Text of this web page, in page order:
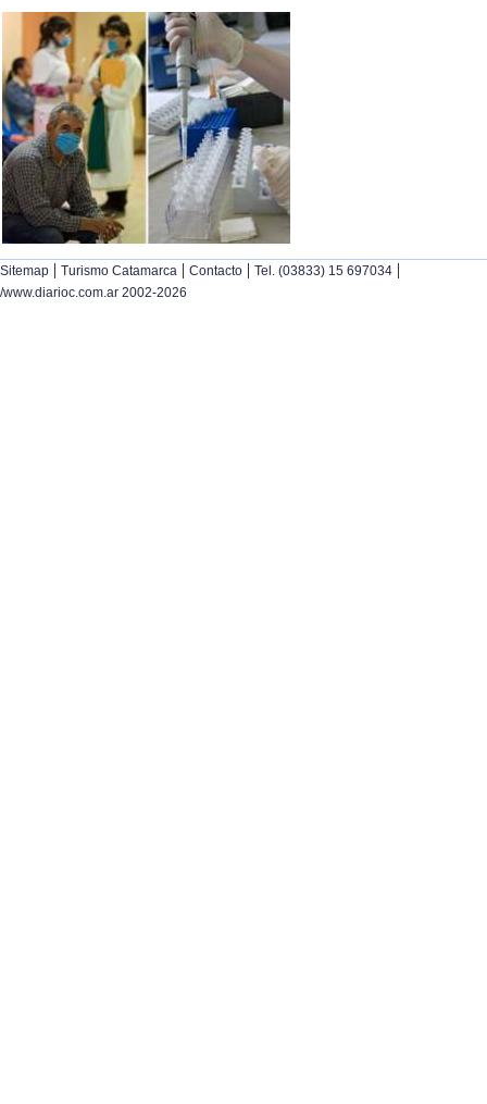
Sitemap | Turismo Catamarca | Contacto | Tel. (03833) 15 697034 |
/www.diarioc.com.ar 2002-2026